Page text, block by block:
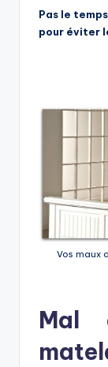
Pas le
pour éviter
Vos maux
Mal